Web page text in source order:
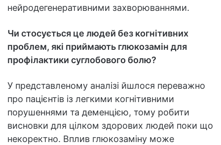
нейродегенеративними захворюваннями.
Чи стосується це людей без когнітивних
проблем, які приймають глюкозамін для
профілактики суглобового болю?
У представленому аналізі йшлося переважно
про пацієнтів із легкими когнітивними
порушеннями та деменцією, тому робити
висновки для цілком здорових людей поки що
некоректно. Вплив глюкозаміну може